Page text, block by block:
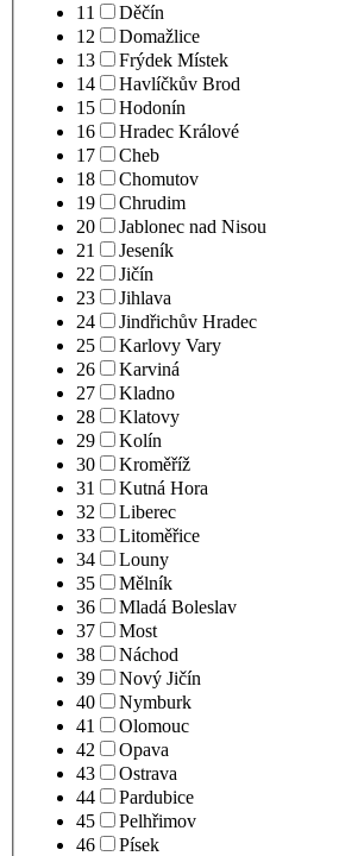
11
Děčín
12
Domažlice
13
Frýdek Místek
14
Havlíčkův Brod
15
Hodonín
16
Hradec Králové
17
Cheb
18
Chomutov
19
Chrudim
20
Jablonec nad Nisou
21
Jeseník
22
Jičín
23
Jihlava
24
Jindřichův Hradec
25
Karlovy Vary
26
Karviná
27
Kladno
28
Klatovy
29
Kolín
30
Kroměříž
31
Kutná Hora
32
Liberec
33
Litoměřice
34
Louny
35
Mělník
36
Mladá Boleslav
37
Most
38
Náchod
39
Nový Jičín
40
Nymburk
41
Olomouc
42
Opava
43
Ostrava
44
Pardubice
45
Pelhřimov
46
Písek